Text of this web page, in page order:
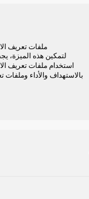
ملفات تعريف
لتمكين هذه الميزة،
استخدام ملفات تعريف
بالاستهداف والأداء وملفات